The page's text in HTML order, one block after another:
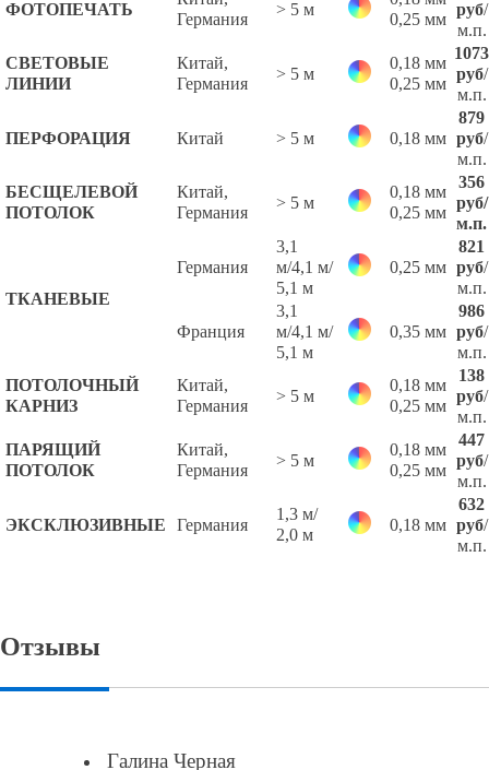
ФОТОПЕЧАТЬ
Германия
> 5 м
0,25 мм
руб/
м.п.
СВЕТОВЫЕ
ЛИНИИ
Китай,
Германия
> 5 м
0,18 мм
0,25 мм
1073
руб/
м.п.
ПЕРФОРАЦИЯ Китай > 5 м 0,18 мм
879
руб/
м.п.
БЕСЩЕЛЕВОЙ
ПОТОЛОК
Китай,
Германия
> 5 м
0,18 мм
0,25 мм
356
руб/
м.п.
ТКАНЕВЫЕ
Германия
3,1
м/4,1 м/
5,1 м
0,25 мм
821
руб/
м.п.
Франция
3,1
м/4,1 м/
5,1 м
0,35 мм
986
руб/
м.п.
ПОТОЛОЧНЫЙ
КАРНИЗ
Китай,
Германия
> 5 м
0,18 мм
0,25 мм
138
руб/
м.п.
ПАРЯЩИЙ
ПОТОЛОК
Китай,
Германия
> 5 м
0,18 мм
0,25 мм
447
руб/
м.п.
ЭКСКЛЮЗИВНЫЕ Германия
1,3 м/
2,0 м
0,18 мм
632
руб/
м.п.
Отзывы
Галина Черная